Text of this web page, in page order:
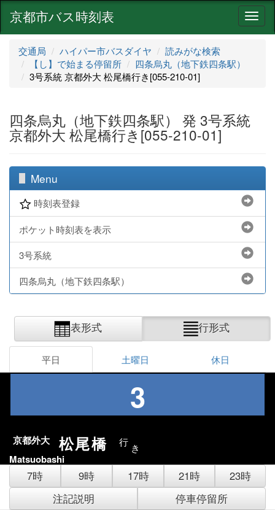
ナ
ビ
京都市バス時刻表
交通局 ハイパー市バスダイヤ
読みがな検索
【し】で始まる停留所
四条烏丸（地下鉄四条駅）
3号系統 京都外大 松尾橋行き[055-210-01]
四条烏丸（地下鉄四条駅） 発 3号系統
京都外大 松尾橋行き[055-210-01]
Menu
時刻表登録
ポケット時刻表を表示
3号系統
四条烏丸（地下鉄四条駅）
表形式 行形式
平日 土曜日 休日
3
京都外大 松尾橋 行 き
Matsuobashi
7時 9時 17時 21時
23時
注記説明
停車停留所